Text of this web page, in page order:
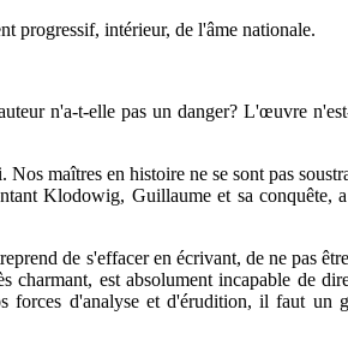
progressif, intérieur, de l'âme nationale.
n'a-t-elle pas un danger? L'œuvre
maîtres en histoire ne se sont pas
Klodowig, Guillaume et sa conquête,
de s'effacer en écrivant, de ne pas
est absolument incapable de
forces d'analyse et d'érudition, il faut un